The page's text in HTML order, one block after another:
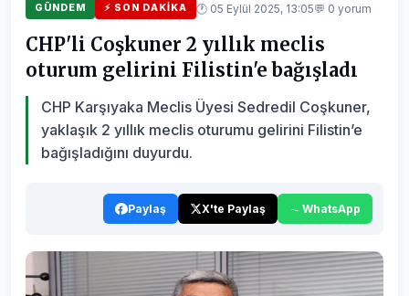
GÜNDEM ⚡ SON DAKIKA 🕐 05 Eylül 2025, 13:05💬 0 yorum
CHP'li Coşkuner 2 yıllık meclis
oturum gelirini Filistin'e bağışladı
CHP Karşıyaka Meclis Üyesi Sedredil Coşkuner,
yaklaşık 2 yıllık meclis oturumu gelirini Filistin’e
bağışladığını duyurdu.
Paylaş X'te Paylaş WhatsApp